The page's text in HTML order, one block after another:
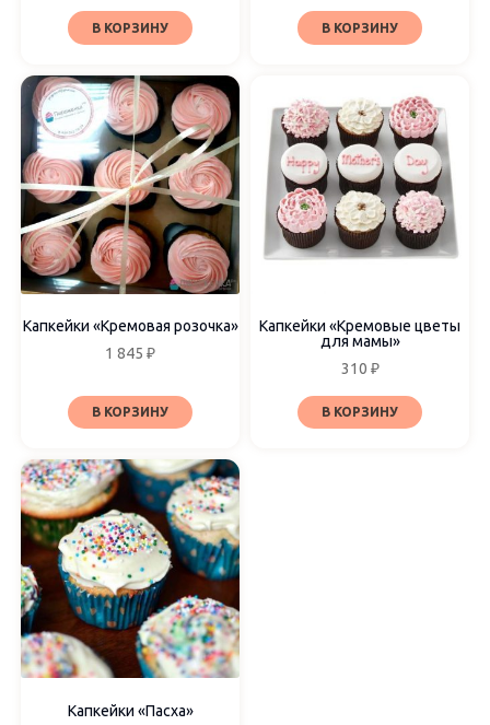
В КОРЗИНУ В КОРЗИНУ
Капкейки «Кремовая розочка»
1 845 ₽
В КОРЗИНУ
Капкейки «Кремовые цветы
для мамы»
310 ₽
В КОРЗИНУ
Капкейки «Пасха»